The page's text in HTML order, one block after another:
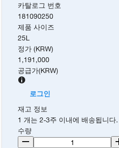
카탈로그 번호
181090250
제품 사이즈
25L
정가 (KRW)
1,191,000
공급가(KRW)
로그인
재고 정보
1 개는 2-3주 이내에 배송됩니다.
수량